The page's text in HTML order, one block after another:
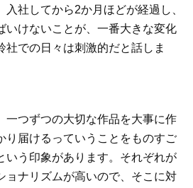
入社してから2か月ほどが経過し、
いけないことが、一番大きな変化
社での日々は刺激的だと話しま
一つずつの大切な作品を大事に作
り届けるっていうことをものすご
いう印象があります。それぞれが
ョナリズムが高いので、そこに対